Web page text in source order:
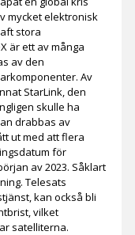
mycket elektronisk
stora
är ett av många
av den
Av
StarLink, den
skulle ha
drabbas av
ut med att flera
för
av 2023. Såklart
Telesats
kan också bli
vilket
satelliterna.